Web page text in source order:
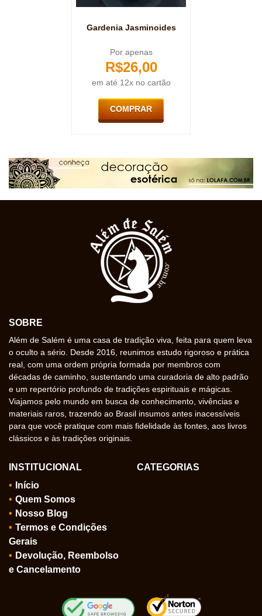
Gardenia Jasminoides
Por apenas
R$26,00
em até 12x no cartão
COMPRAR
SOBRE
Além de Salém é uma casa de tradição viva, feita para quem leva
o oculto a sério. Desde 2016, reunimos estudo rigoroso e prática
real, com uma ordem própria formada por membros com
décadas de caminho, sustentando uma curadoria de alto padrão
e um repertório profundo de tradições espirituais e mágicas.
Viajamos pelo mundo em busca de conhecimento, vivências e
materiais raros, trazendo ao Brasil insumos antes inacessíveis
para que você pratique com mais fidelidade às fontes, aos livros
clássicos e às tradições originais.
INSTITUCIONAL
Início
Quem Somos
Nosso Blog
Termos e Condições
Gerais
Devolução, Reembolso
e Cancelamento
CATEGORIAS